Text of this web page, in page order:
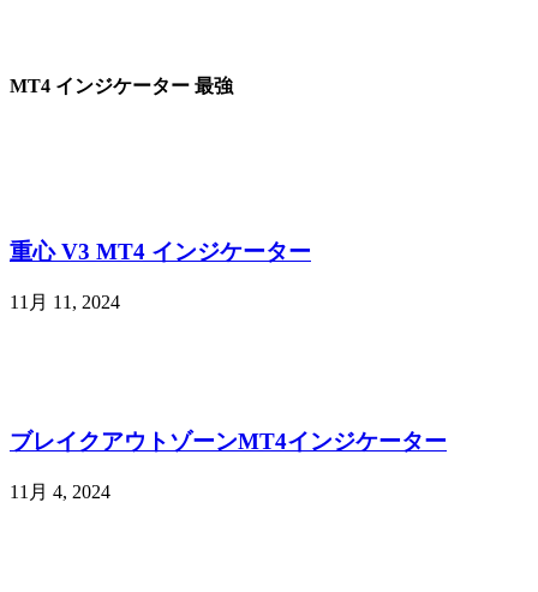
MT4 インジケーター 最強
重心 V3 MT4 インジケーター
11月 11, 2024
ブレイクアウトゾーンMT4インジケーター
11月 4, 2024